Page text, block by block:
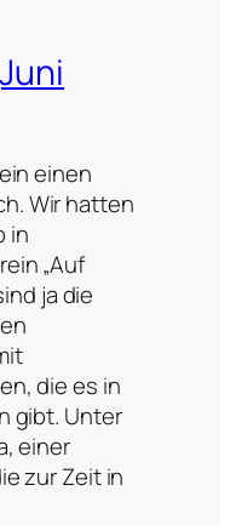
einen
Wir hatten
in
„Auf
ja die
die es in
gibt. Unter
einer
zur Zeit in